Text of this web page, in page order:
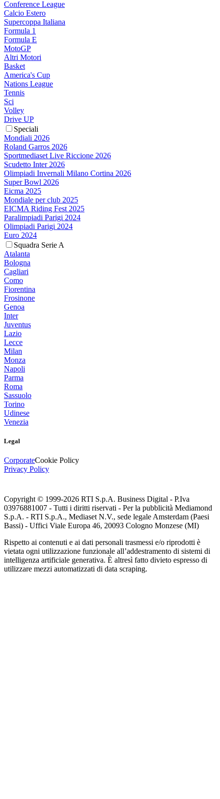
Conference League
Calcio Estero
Supercoppa Italiana
Formula 1
Formula E
MotoGP
Altri Motori
Basket
America's Cup
Nations League
Tennis
Sci
Volley
Drive UP
Speciali
Mondiali 2026
Roland Garros 2026
Sportmediaset Live Riccione 2026
Scudetto Inter 2026
Olimpiadi Invernali Milano Cortina 2026
Super Bowl 2026
Eicma 2025
Mondiale per club 2025
EICMA Riding Fest 2025
Paralimpiadi Parigi 2024
Olimpiadi Parigi 2024
Euro 2024
Squadra Serie A
Atalanta
Bologna
Cagliari
Como
Fiorentina
Frosinone
Genoa
Inter
Juventus
Lazio
Lecce
Milan
Monza
Napoli
Parma
Roma
Sassuolo
Torino
Udinese
Venezia
Legal
CorporateCookie Policy
Privacy Policy
Copyright © 1999-2026 RTI S.p.A. Business Digital - P.Iva
03976881007 - Tutti i diritti riservati - Per la pubblicità Mediamond
S.p.A. - RTI S.p.A., Mediaset N.V., sede legale Amsterdam (Paesi
Bassi) - Uffici Viale Europa 46, 20093 Cologno Monzese (MI)
Rispetto ai contenuti e ai dati personali trasmessi e/o riprodotti è
vietata ogni utilizzazione funzionale all’addestramento di sistemi di
intelligenza artificiale generativa. È altresì fatto divieto espresso di
utilizzare mezzi automatizzati di data scraping.